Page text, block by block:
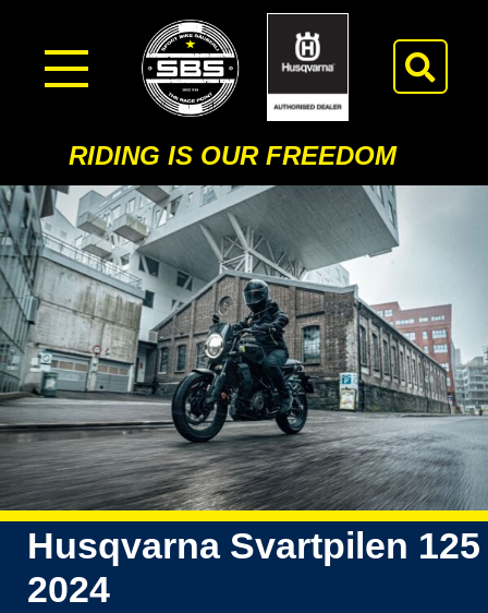
RIDING IS OUR FREEDOM
Husqvarna Svartpilen 125
2024